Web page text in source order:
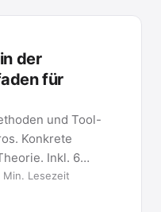
der
für
und Tool-
Konkrete
Inkl. 6
Min. Lesezeit